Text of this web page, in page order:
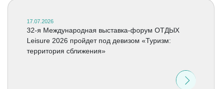
17.07.2026
32-я Международная выставка-форум ОТДЫХ
Leisure 2026 пройдет под девизом «Туризм:
территория сближения»